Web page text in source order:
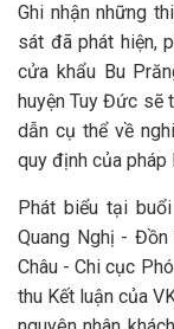
Ghi nhận những
sát đã phát hiện,
cửa khẩu Bu
huyện Tuy Đức sẽ
dẫn cụ thể về
quy định của pháp
Phát biểu tại
Quang Nghị -
Châu - Chi cục
thu Kết luận của